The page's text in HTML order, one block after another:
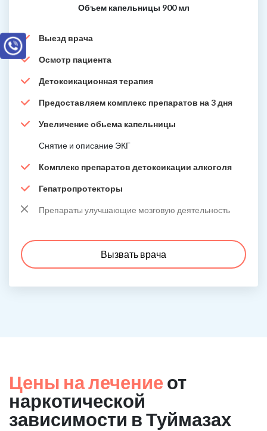
Объем капельницы 900 мл
Выезд врача
Осмотр пациента
Детоксикационная терапия
Предоставляем комплекс препаратов на 3 дня
Увеличение обьема капельницы
Снятие и описание ЭКГ
Комплекс препаратов детоксикации алкоголя
Гепатропротекторы
Препараты улучшающие мозговую деятельность
Вызвать врача
Цены на лечение от
наркотической
зависимости в Туймазах